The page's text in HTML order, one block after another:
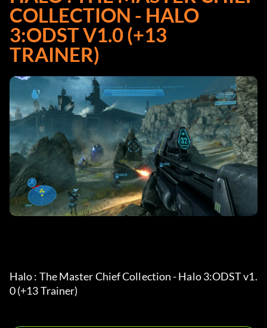
COLLECTION - HALO
3:ODST V1.0 (+13
TRAINER)
Halo : The Master Chief Collection - Halo 3:ODST v1.
0 (+13 Trainer)